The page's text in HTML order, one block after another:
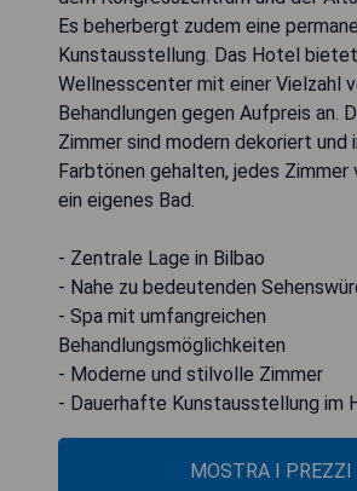
Es beherbergt zudem eine
Kunstausstellung. Das Hotel
Wellnesscenter mit einer Vielzahl
Behandlungen gegen Aufpreis an.
Zimmer sind modern dekoriert und
Farbtönen gehalten, jedes
ein eigenes Bad.
- Zentrale Lage in Bilbao
- Nahe zu bedeutenden
- Spa mit umfangreichen
Behandlungsmöglichkeiten
- Moderne und stilvolle Zimmer
- Dauerhafte Kunstausstellung im
MOSTRA I PREZZI